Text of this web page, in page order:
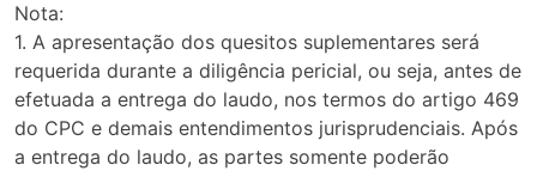
Nota:
1. A apresentação dos quesitos suplementares será
requerida durante a diligência pericial, ou seja, antes de
efetuada a entrega do laudo, nos termos do artigo 469
do CPC e demais entendimentos jurisprudenciais. Após
a entrega do laudo, as partes somente poderão